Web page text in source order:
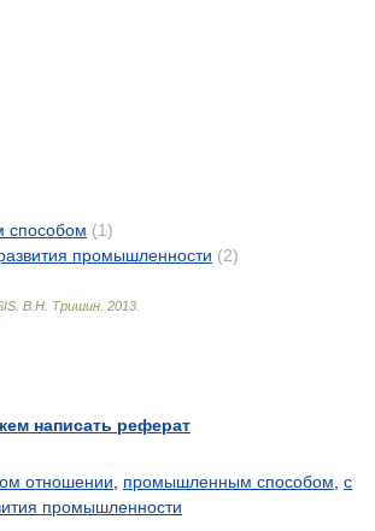
(1)
промышленности (2)
В.Н. Тришин 2013
написать реферат
отношении
промышленным способом с
промышленности